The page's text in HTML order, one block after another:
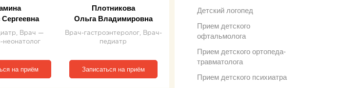
Детский логопед
Прием детского
офтальмолога
Прием детского ортопеда-
травматолога
Прием детского психиатра
Сергеевна
Врач —
неонатолог
на приём
Плотникова
Ольга Владимировна
Врач-гастроэнтеролог, Врач-
педиатр
Записаться на приём